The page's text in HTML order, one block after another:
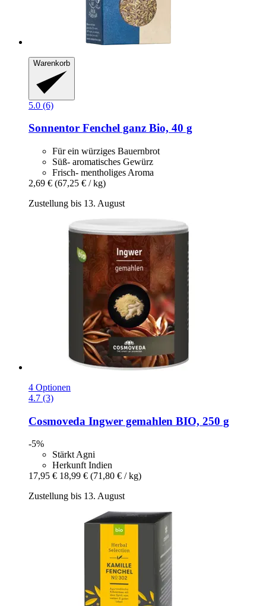
Warenkorb
5.0 (6)
Sonnentor Fenchel ganz Bio, 40 g
Für ein würziges Bauernbrot
Süß- aromatisches Gewürz
Frisch- mentholiges Aroma
2,69 € (67,25 € / kg)
Zustellung bis 13. August
4 Optionen
4.7 (3)
Cosmoveda Ingwer gemahlen BIO, 250 g
-5%
Stärkt Agni
Herkunft Indien
17,95 € 18,99 € (71,80 € / kg)
Zustellung bis 13. August